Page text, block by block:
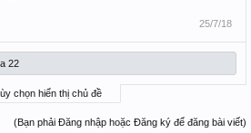
25/7/18
22
chọn hiển thị chủ đề
(Bạn phải Đăng nhập hoặc Đăng ký để đăng bài viết)